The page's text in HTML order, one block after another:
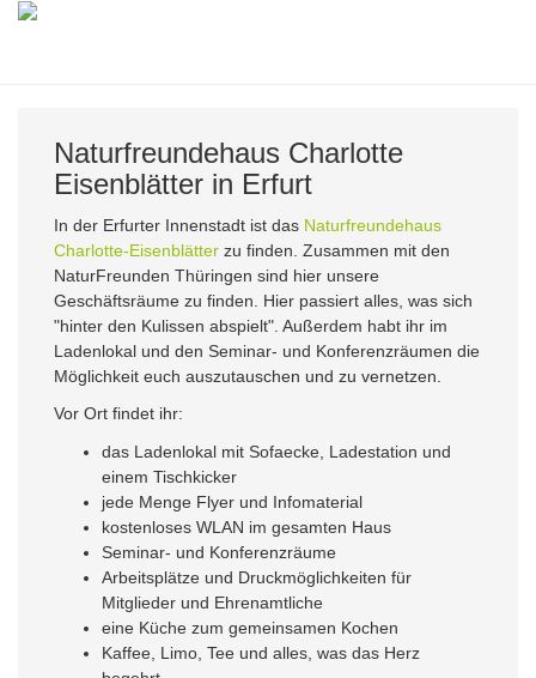
Zum
Naturfreundehaus Charlotte
Eisenblätter in Erfurt
In der Erfurter Innenstadt ist das Naturfreundehaus
Charlotte-Eisenblätter zu finden. Zusammen mit den
NaturFreunden Thüringen sind hier unsere
Geschäftsräume zu finden. Hier passiert alles, was sich
"hinter den Kulissen abspielt". Außerdem habt ihr im
Ladenlokal und den Seminar- und Konferenzräumen die
Möglichkeit euch auszutauschen und zu vernetzen.
Vor Ort findet ihr:
das Ladenlokal mit Sofaecke, Ladestation und
einem Tischkicker
jede Menge Flyer und Infomaterial
kostenloses WLAN im gesamten Haus
Seminar- und Konferenzräume
Arbeitsplätze und Druckmöglichkeiten für
Mitglieder und Ehrenamtliche
eine Küche zum gemeinsamen Kochen
Kaffee, Limo, Tee und alles, was das Herz